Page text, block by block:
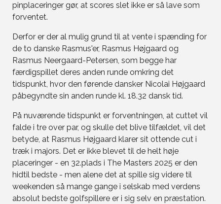
pinplaceringer gør, at scores slet ikke er så lave som
forventet.
Derfor er der al mulig grund til at vente i spænding for
de to danske Rasmus'er, Rasmus Højgaard og
Rasmus Neergaard-Petersen, som begge har
færdigspillet deres anden runde omkring det
tidspunkt, hvor den førende dansker Nicolai Højgaard
påbegyndte sin anden runde kl. 18.32 dansk tid.
På nuværende tidspunkt er forventningen, at cuttet vil
falde i tre over par, og skulle det blive tilfældet, vil det
betyde, at Rasmus Højgaard klarer sit ottende cut i
træk i majors. Det er ikke blevet til de helt høje
placeringer - en 32.plads i The Masters 2025 er den
hidtil bedste - men alene det at spille sig videre til
weekenden så mange gange i selskab med verdens
absolut bedste golfspillere er i sig selv en præstation.